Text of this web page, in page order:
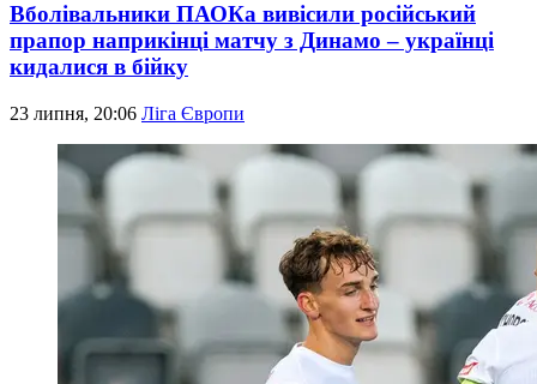
Вболівальники ПАОКа вивісили російський
прапор наприкінці матчу з Динамо – українці
кидалися в бійку
23 липня, 20:06 Ліга Європи